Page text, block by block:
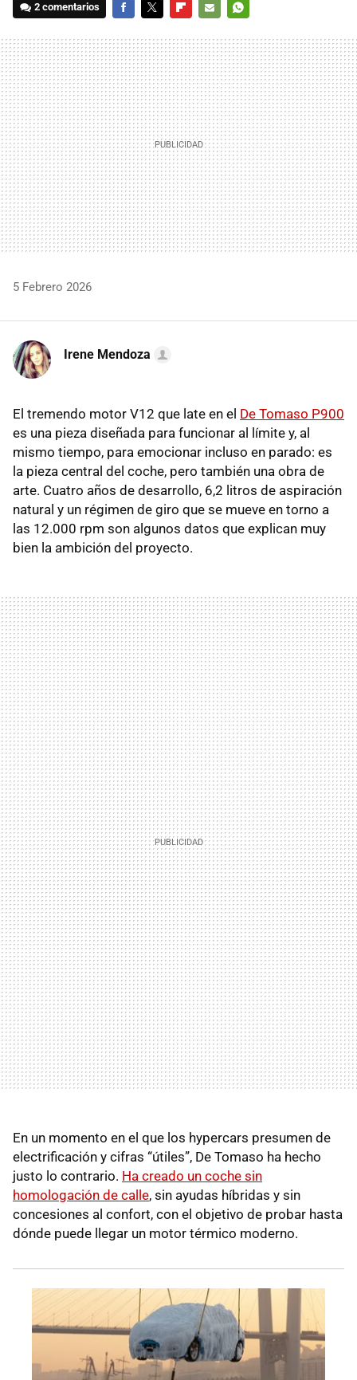
2 comentarios
MAIL
5 Febrero 2026
Irene Mendoza
El tremendo motor V12 que late en el De Tomaso P900
es una pieza diseñada para funcionar al límite y, al
mismo tiempo, para emocionar incluso en parado: es
la pieza central del coche, pero también una obra de
arte. Cuatro años de desarrollo, 6,2 litros de aspiración
natural y un régimen de giro que se mueve en torno a
las 12.000 rpm son algunos datos que explican muy
bien la ambición del proyecto.
En un momento en el que los hypercars presumen de
electrificación y cifras “útiles”, De Tomaso ha hecho
justo lo contrario. Ha creado un coche sin
homologación de calle, sin ayudas híbridas y sin
concesiones al confort, con el objetivo de probar hasta
dónde puede llegar un motor térmico moderno.